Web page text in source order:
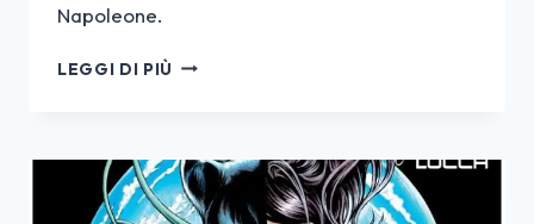
Napoleone.
LEGGI DI PIÙ CONCERTO
22
LUGLIO
2018